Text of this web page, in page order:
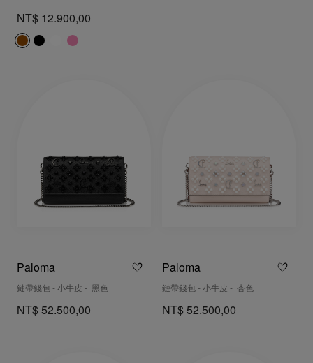
NT$ 12.900,00
Paloma
鏈帶錢包 - 小牛皮 - 黑色
NT$ 52.500,00
Paloma
鏈帶錢包 - 小牛皮 - 杏色
NT$ 52.500,00